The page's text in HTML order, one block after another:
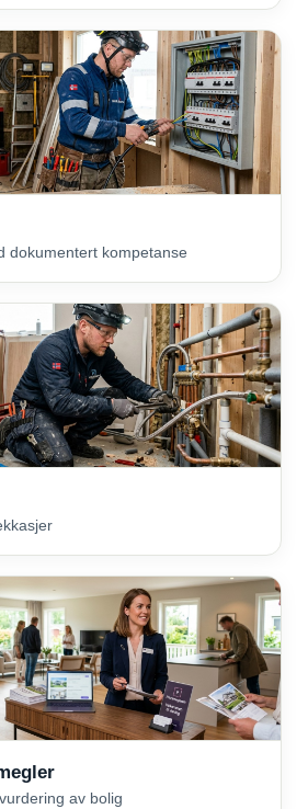
dokumentert kompetanse
av bolig